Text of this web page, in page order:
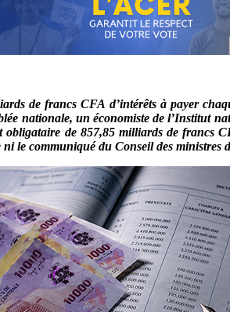
de francs CFA d’intérêts à payer
nationale, un économiste de l’Institut
obligataire de 857,85 milliards de francs
le communiqué du Conseil des